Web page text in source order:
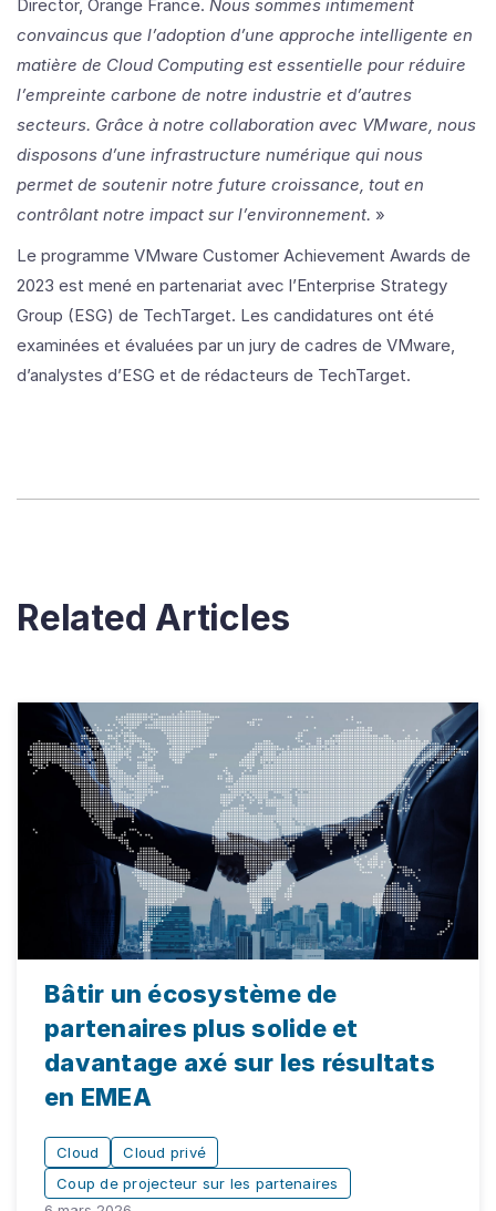
Director, Orange France. Nous sommes intimement
convaincus que l’adoption d’une approche intelligente en
matière de Cloud Computing est essentielle pour réduire
l’empreinte carbone de notre industrie et d’autres
secteurs. Grâce à notre collaboration avec VMware, nous
disposons d’une infrastructure numérique qui nous
permet de soutenir notre future croissance, tout en
contrôlant notre impact sur l’environnement. »
Le programme VMware Customer Achievement Awards de
2023 est mené en partenariat avec l’Enterprise Strategy
Group (ESG) de TechTarget. Les candidatures ont été
examinées et évaluées par un jury de cadres de VMware,
d’analystes d’ESG et de rédacteurs de TechTarget.
Related Articles
Bâtir un écosystème de
partenaires plus solide et
davantage axé sur les résultats
en EMEA
Cloud
Cloud privé
Coup de projecteur sur les partenaires